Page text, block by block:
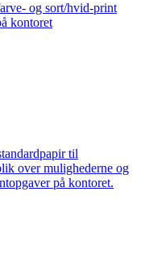
og sort/hvid-print
kontoret
til
over mulighederne og
på kontoret.